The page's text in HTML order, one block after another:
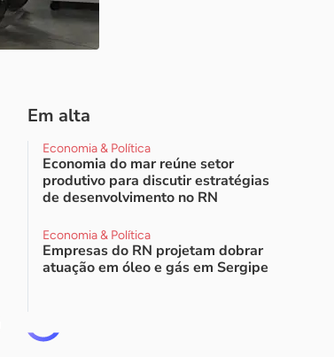
Em alta
Economia & Política
Economia do mar reúne setor
produtivo para discutir estratégias
de desenvolvimento no RN
Economia & Política
Empresas do RN projetam dobrar
atuação em óleo e gás em Sergipe